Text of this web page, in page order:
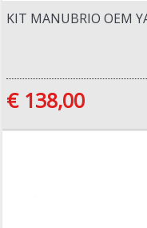
KIT MANUBRIO OEM
€ 138,00